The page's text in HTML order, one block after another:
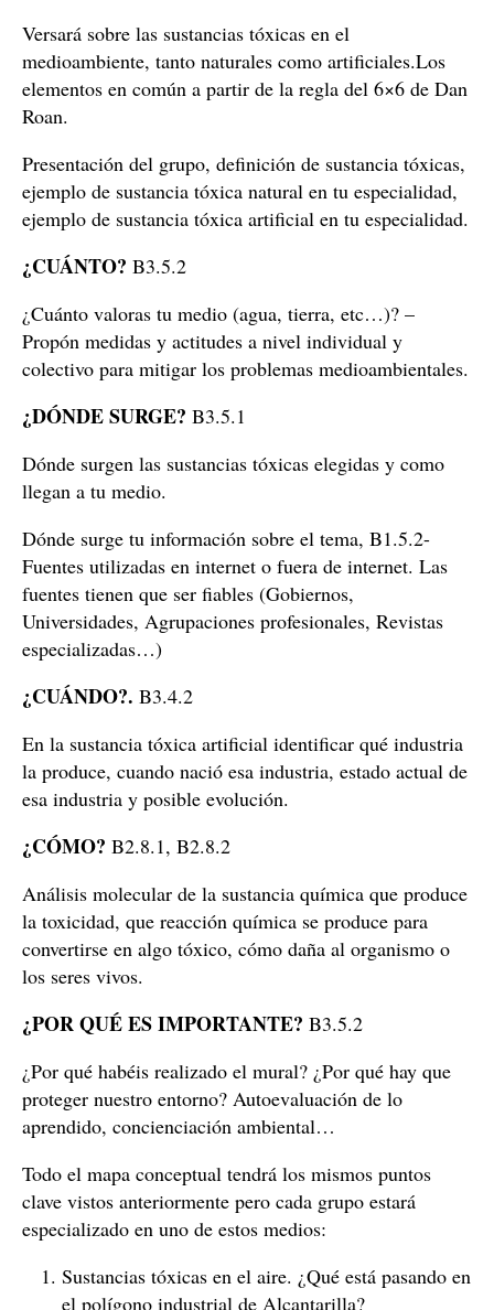
Versará sobre las sustancias tóxicas en el
medioambiente, tanto naturales como artificiales.Los
elementos en común a partir de la regla del 6×6 de Dan
Roan.
Presentación del grupo, definición de sustancia tóxicas,
ejemplo de sustancia tóxica natural en tu especialidad,
ejemplo de sustancia tóxica artificial en tu especialidad.
¿CUÁNTO? B3.5.2
¿Cuánto valoras tu medio (agua, tierra, etc…)? –
Propón medidas y actitudes a nivel individual y
colectivo para mitigar los problemas medioambientales.
¿DÓNDE SURGE? B3.5.1
Dónde surgen las sustancias tóxicas elegidas y como
llegan a tu medio.
Dónde surge tu información sobre el tema, B1.5.2-
Fuentes utilizadas en internet o fuera de internet. Las
fuentes tienen que ser fiables (Gobiernos,
Universidades, Agrupaciones profesionales, Revistas
especializadas…)
¿CUÁNDO?. B3.4.2
En la sustancia tóxica artificial identificar qué industria
la produce, cuando nació esa industria, estado actual de
esa industria y posible evolución.
¿CÓMO? B2.8.1, B2.8.2
Análisis molecular de la sustancia química que produce
la toxicidad, que reacción química se produce para
convertirse en algo tóxico, cómo daña al organismo o
los seres vivos.
¿POR QUÉ ES IMPORTANTE? B3.5.2
¿Por qué habéis realizado el mural? ¿Por qué hay que
proteger nuestro entorno? Autoevaluación de lo
aprendido, concienciación ambiental…
Todo el mapa conceptual tendrá los mismos puntos
clave vistos anteriormente pero cada grupo estará
especializado en uno de estos medios:
Sustancias tóxicas en el aire. ¿Qué está pasando en
el polígono industrial de Alcantarilla?